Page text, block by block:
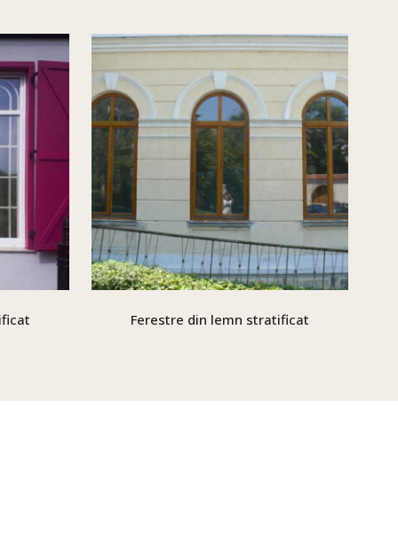
Ferestre din lemn stratificat